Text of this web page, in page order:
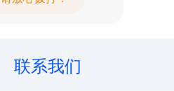
联系我们